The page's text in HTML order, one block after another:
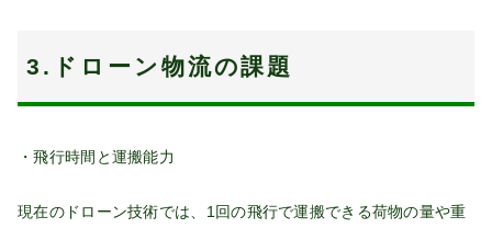
3.ドローン物流の課題
・飛行時間と運搬能力
現在のドローン技術では、1回の飛行で運搬できる荷物の量や重